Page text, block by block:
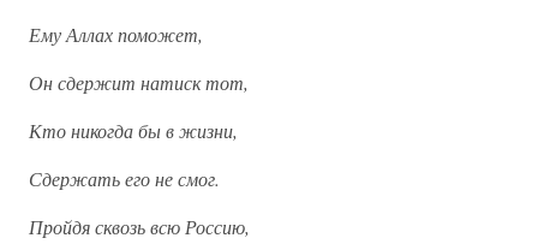
Ему Аллах поможет,
Он сдержит натиск тот,
Кто никогда бы в жизни,
Сдержать его не смог.
Пройдя сквозь всю Россию,